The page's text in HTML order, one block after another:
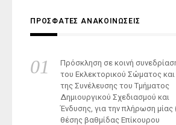
ΠΡΟΣΦΑΤΕΣ ΑΝΑΚΟΙΝΩΣΕΙΣ
Πρόσκληση σε κοινή
του Εκλεκτορικού Σώματος και
της Συνέλευσης του Τμήματος
Δημιουργικού Σχεδιασμού και
Ένδυσης, για την πλήρωση μίας
θέσης βαθμίδας Επίκουρου